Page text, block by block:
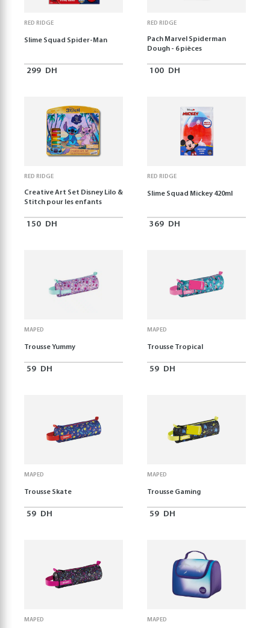
RED RIDGE
Slime Squad Spider-Man
299 DH
RED RIDGE
Pach Marvel Spiderman
Dough - 6 pièces
100 DH
RED RIDGE
Creative Art Set Disney Lilo &
Stitch pour les enfants
150 DH
RED RIDGE
Slime Squad Mickey 420ml
369 DH
MAPED
Trousse Yummy
59 DH
MAPED
Trousse Tropical
59 DH
MAPED
Trousse Skate
59 DH
MAPED
Trousse Gaming
59 DH
MAPED MAPED